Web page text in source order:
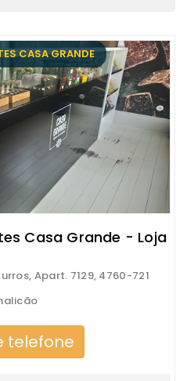
CASA GRANDE
Casa Grande - Loja
Apart. 7129, 4760-721
telefone